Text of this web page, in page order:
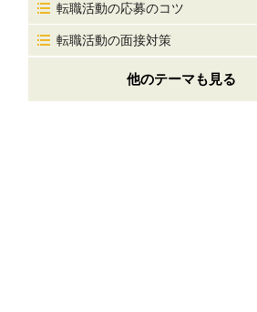
転職活動の応募のコツ
転職活動の面接対策
他のテーマも見る